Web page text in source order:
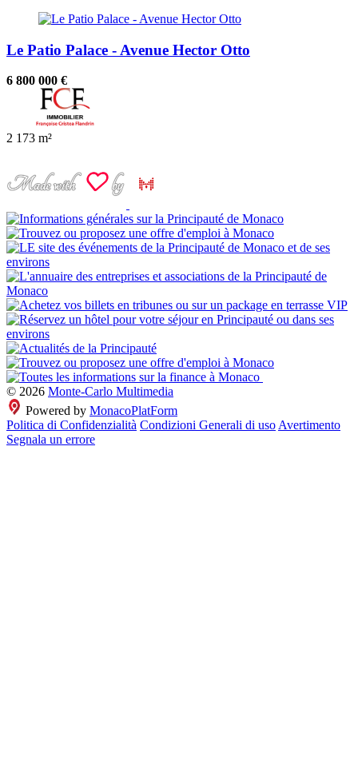
Le Patio Palace - Avenue Hector Otto
6 800 000 €
2 173 m²
© 2026 Monte-Carlo Multimedia
Powered by MonacoPlatForm
Politica di Confidenzialità Condizioni Generali di uso Avertimento
Segnala un errore